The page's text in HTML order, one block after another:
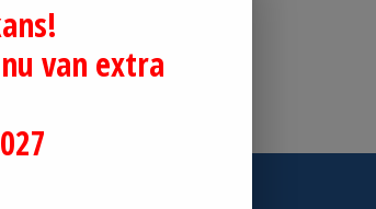
RDW lid.
van extra